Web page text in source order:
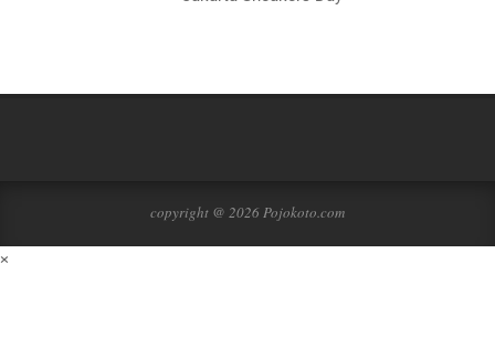
copyright @ 2026 Pojokoto.com
×